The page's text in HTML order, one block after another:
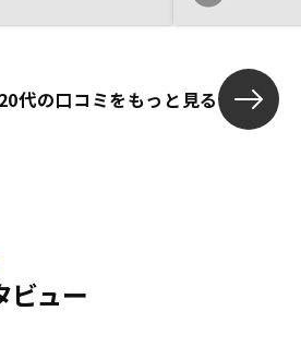
20代の口コミをもっと見る
ビュー